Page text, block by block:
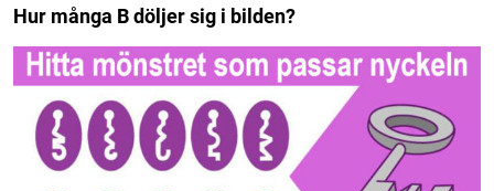
Hur många B döljer sig i bilden?